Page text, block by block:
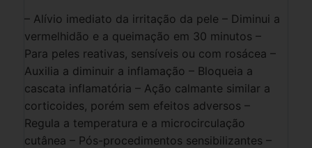
– Alívio imediato da irritação da pele – Diminui a
vermelhidão e a queimação em 30 minutos –
Para peles reativas, sensíveis ou com rosácea –
Auxilia a diminuir a inflamação – Bloqueia a
cascata inflamatória – Ação calmante similar a
corticoides, porém sem efeitos adversos –
Regula a temperatura e a microcirculação
cutânea – Pós-procedimentos sensibilizantes –